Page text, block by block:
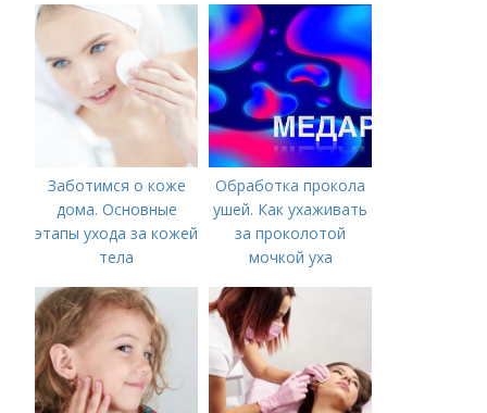
Заботимся о коже
дома. Основные
этапы ухода за кожей
тела
Обработка прокола
ушей. Как ухаживать
за проколотой
мочкой уха